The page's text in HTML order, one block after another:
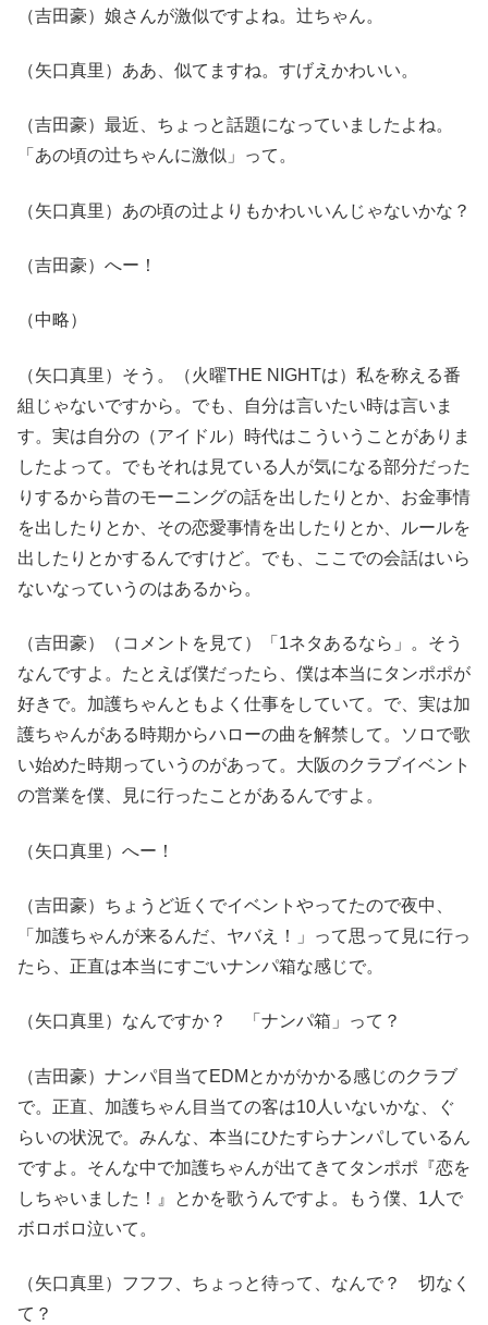
（吉田豪）娘さんが激似ですよね。辻ちゃん。
（矢口真里）ああ、似てますね。すげえかわいい。
（吉田豪）最近、ちょっと話題になっていましたよね。
「あの頃の辻ちゃんに激似」って。
（矢口真里）あの頃の辻よりもかわいいんじゃないかな？
（吉田豪）へー！
（中略）
（矢口真里）そう。（火曜THE NIGHTは）私を称える番
組じゃないですから。でも、自分は言いたい時は言いま
す。実は自分の（アイドル）時代はこういうことがありま
したよって。でもそれは見ている人が気になる部分だった
りするから昔のモーニングの話を出したりとか、お金事情
を出したりとか、その恋愛事情を出したりとか、ルールを
出したりとかするんですけど。でも、ここでの会話はいら
ないなっていうのはあるから。
（吉田豪）（コメントを見て）「1ネタあるなら」。そう
なんですよ。たとえば僕だったら、僕は本当にタンポポが
好きで。加護ちゃんともよく仕事をしていて。で、実は加
護ちゃんがある時期からハローの曲を解禁して。ソロで歌
い始めた時期っていうのがあって。大阪のクラブイベント
の営業を僕、見に行ったことがあるんですよ。
（矢口真里）へー！
（吉田豪）ちょうど近くでイベントやってたので夜中、
「加護ちゃんが来るんだ、ヤバえ！」って思って見に行っ
たら、正直は本当にすごいナンパ箱な感じで。
（矢口真里）なんですか？ 「ナンパ箱」って？
（吉田豪）ナンパ目当てEDMとかがかかる感じのクラブ
で。正直、加護ちゃん目当ての客は10人いないかな、ぐ
らいの状況で。みんな、本当にひたすらナンパしているん
ですよ。そんな中で加護ちゃんが出てきてタンポポ『恋を
しちゃいました！』とかを歌うんですよ。もう僕、1人で
ボロボロ泣いて。
（矢口真里）フフフ、ちょっと待って、なんで？ 切なく
て？